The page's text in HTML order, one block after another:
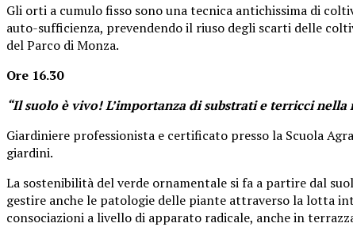
Gli orti a cumulo fisso sono una tecnica antichissima di
auto-sufficienza, prevendendo il riuso degli scarti delle
del Parco di Monza.
Ore 16.30
“Il suolo è vivo! L’importanza di substrati e terricci
Giardiniere professionista e certificato presso la Scuola
giardini.
La sostenibilità del verde ornamentale si fa a partire dal
gestire anche le patologie delle piante attraverso la lotta
consociazioni a livello di apparato radicale, anche in